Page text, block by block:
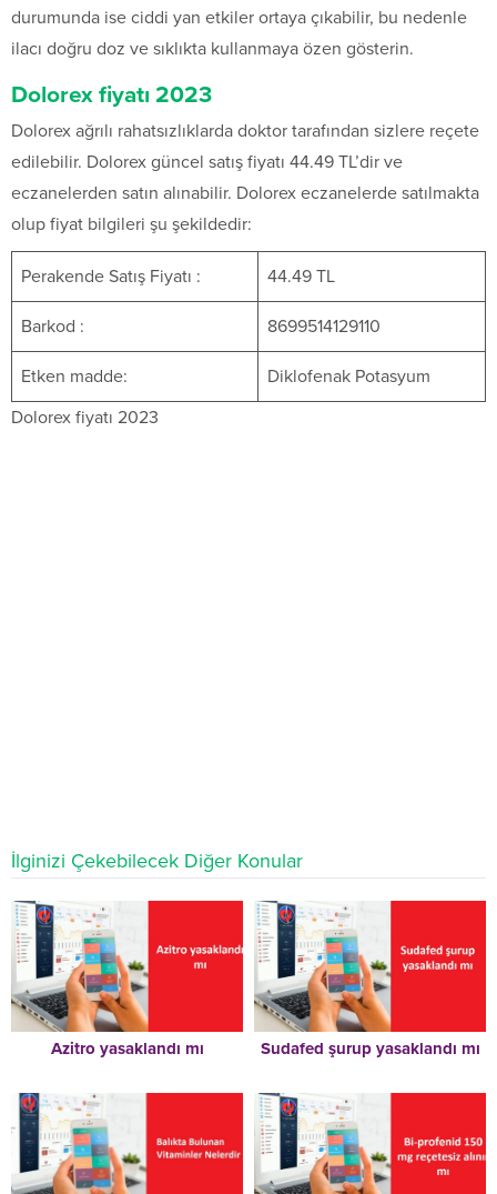
durumunda ise ciddi yan etkiler ortaya çıkabilir, bu nedenle
ilacı doğru doz ve sıklıkta kullanmaya özen gösterin.
Dolorex fiyatı 2023
Dolorex ağrılı rahatsızlıklarda doktor tarafından sizlere reçete
edilebilir. Dolorex güncel satış fiyatı 44.49 TL’dir ve
eczanelerden satın alınabilir. Dolorex eczanelerde satılmakta
olup fiyat bilgileri şu şekildedir:
Perakende Satış Fiyatı : 44.49 TL
Barkod : 8699514129110
Etken madde:
Diklofenak Potasyum
Dolorex fiyatı 2023
İlginizi Çekebilecek Diğer Konular
Azitro yasaklandı mı Sudafed şurup yasaklandı mı